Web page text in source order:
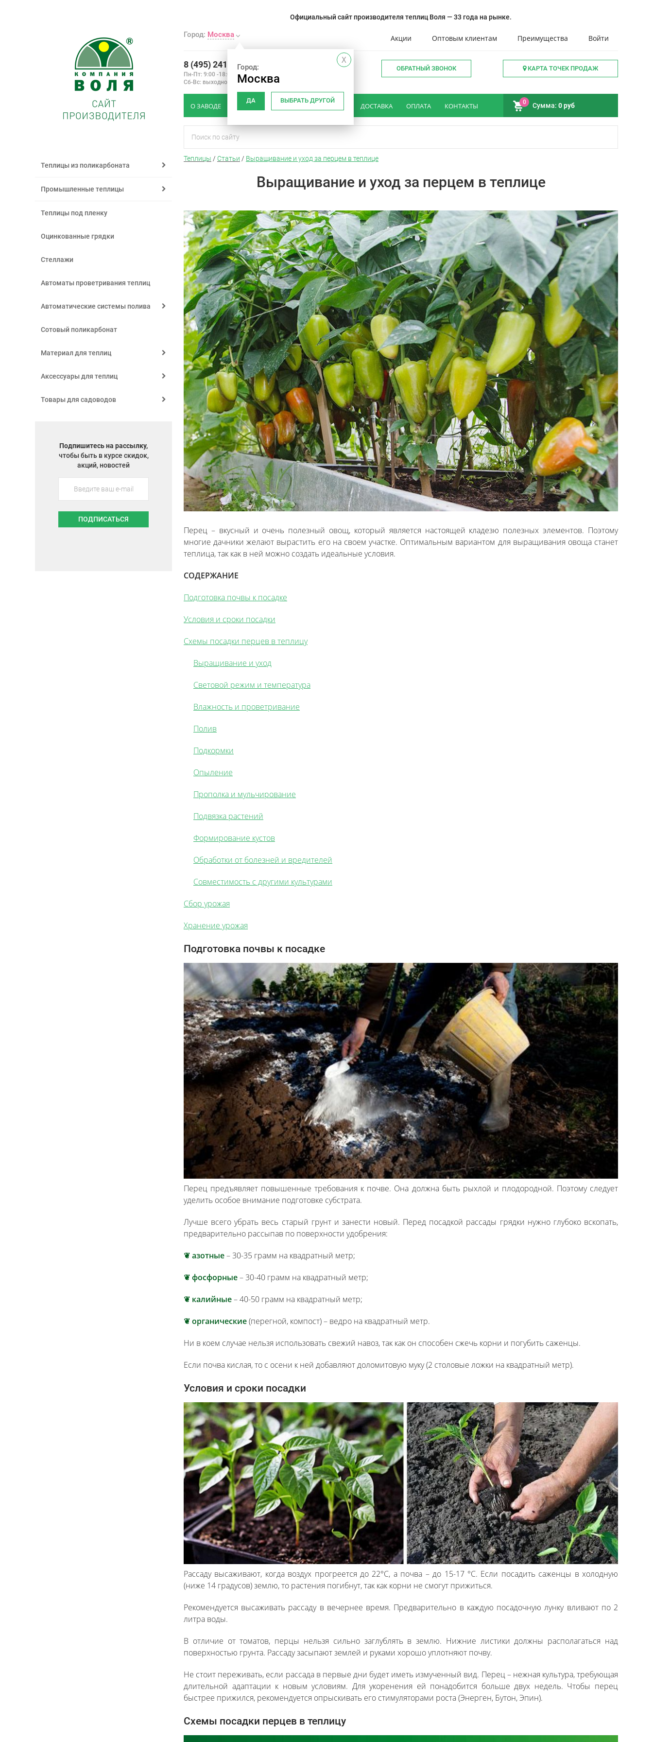
Официальный сайт производителя теплиц Воля — 33 года на рынке.
Город: Москва
X
Город:
Москва
ДА ВЫБРАТЬ ДРУГОЙ
Акции Оптовым клиентам Преимущества Войти
8 (495) 241-14-01
Пн-Пт: 9:00 -18:00
Сб-Вс: выходной
КАРТА ТОЧЕК ПРОДАЖ
ОБРАТНЫЙ ЗВОНОК
О ЗАВОДЕ КАК ВЫБРАТЬ ТЕПЛИЦУ ДОСТАВКА ОПЛАТА КОНТАКТЫ 0 Сумма: 0 руб
Теплицы из поликарбоната
Промышленные теплицы
Теплицы под пленку
Оцинкованные грядки
Стеллажи
Автоматы проветривания теплиц
Автоматические системы полива
Сотовый поликарбонат
Материал для теплиц
Аксессуары для теплиц
Товары для садоводов
Подпишитесь на рассылку,
чтобы быть в курсе скидок,
акций, новостей
ПОДПИСАТЬСЯ
Теплицы / Статьи / Выращивание и уход за перцем в теплице
Выращивание и уход за перцем в теплице
Перец – вкусный и очень полезный овощ, который является настоящей кладезю полезных элементов. Поэтому
многие дачники желают вырастить его на своем участке. Оптимальным вариантом для выращивания овоща станет
теплица, так как в ней можно создать идеальные условия.
СОДЕРЖАНИЕ
Подготовка почвы к посадке
Условия и сроки посадки
Схемы посадки перцев в теплицу
Выращивание и уход
Световой режим и температура
Влажность и проветривание
Полив
Подкормки
Опыление
Прополка и мульчирование
Подвязка растений
Формирование кустов
Обработки от болезней и вредителей
Совместимость с другими культурами
Сбор урожая
Хранение урожая
Подготовка почвы к посадке
Перец предъявляет повышенные требования к почве. Она должна быть рыхлой и плодородной. Поэтому следует
уделить особое внимание подготовке субстрата.
Лучше всего убрать весь старый грунт и занести новый. Перед посадкой рассады грядки нужно глубоко вскопать,
предварительно рассыпав по поверхности удобрения:
❦ азотные– 30-35 грамм на квадратный метр;
❦ фосфорные– 30-40 грамм на квадратный метр;
❦ калийные– 40-50 грамм на квадратный метр;
❦органические(перегной, компост) – ведро на квадратный метр.
Ни в коем случае нельзя использовать свежий навоз, так как он способен сжечь корни и погубить саженцы.
Если почва кислая, то с осени к ней добавляют доломитовую муку (2 столовые ложки на квадратный метр).
Условия и сроки посадки
Рассаду высаживают, когда воздух прогреется до 22°С, а почва – до 15-17 °С. Если посадить саженцы в холодную
(ниже 14 градусов) землю, то растения погибнут, так как корни не смогут прижиться.
Рекомендуется высаживать рассаду в вечернее время. Предварительно в каждую посадочную лунку вливают по 2
литра воды.
В отличие от томатов, перцы нельзя сильно заглублять в землю. Нижние листики должны располагаться над
поверхностью грунта. Рассаду засыпают землей и руками хорошо уплотняют почву.
Не стоит переживать, если рассада в первые дни будет иметь измученный вид. Перец – нежная культура, требующая
длительной адаптации к новым условиям. Для укоренения ей понадобится больше двух недель. Чтобы перец
быстрее прижился, рекомендуется опрыскивать его стимуляторами роста (Энерген, Бутон, Эпин).
Схемы посадки перцев в теплицу